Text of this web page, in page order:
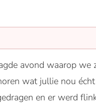
avond waarop we
wat jullie nou
en er werd